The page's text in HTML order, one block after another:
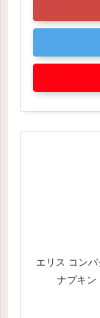
エリス コン
ナプキン